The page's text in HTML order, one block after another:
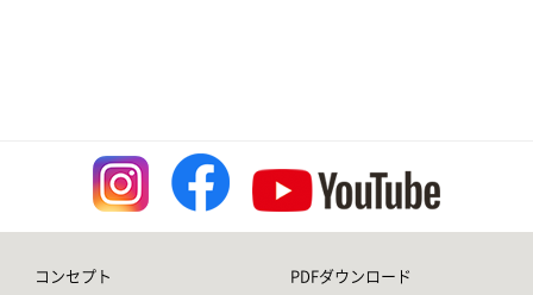
コンセプト
PDFダウンロード